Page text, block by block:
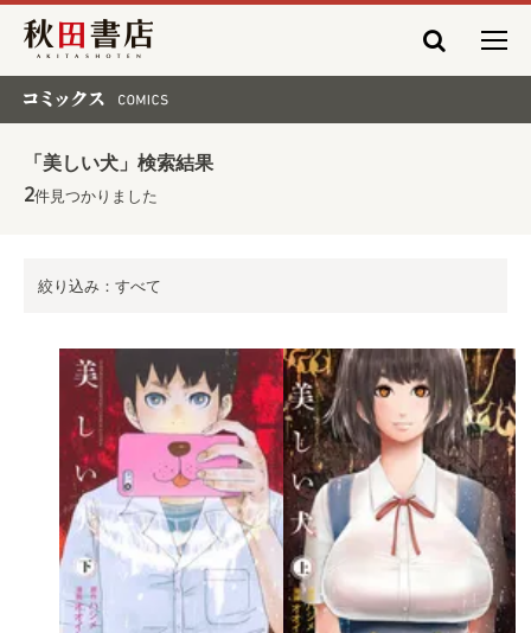
秋田書店
「美しい犬」検索結果
2件見つかりました
絞り込み：すべて